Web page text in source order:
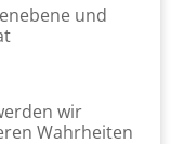
und
wir
Wahrheiten